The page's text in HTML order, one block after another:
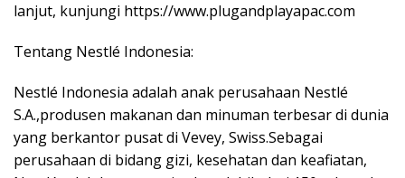
lanjut, kunjungi https://www.plugandplayapac.com
Tentang Nestlé Indonesia:
Nestlé Indonesia adalah anak perusahaan Nestlé
S.A.,produsen makanan dan minuman terbesar di dunia
yang berkantor pusat di Vevey, Swiss.Sebagai
perusahaan di bidang gizi, kesehatan dan keafiatan,